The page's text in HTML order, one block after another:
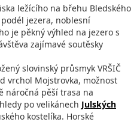
ležícího na břehu Bledského
jezera, noblesní
je pěkný výhled na jezero s
zajímavé soutěsky
slovinský průsmyk VRŠIČ
vrchol Mojstrovka, možnost
náročná pěší trasa na
po velikánech Julských
kostelíka. Horské